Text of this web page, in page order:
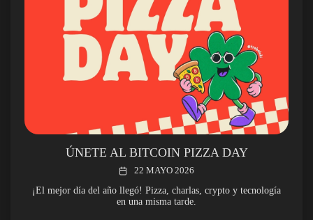
ÚNETE AL BITCOIN PIZZA DAY
22 MAYO 2026
¡El mejor día del año llegó! Pizza, charlas, crypto y tecnología
en una misma tarde.